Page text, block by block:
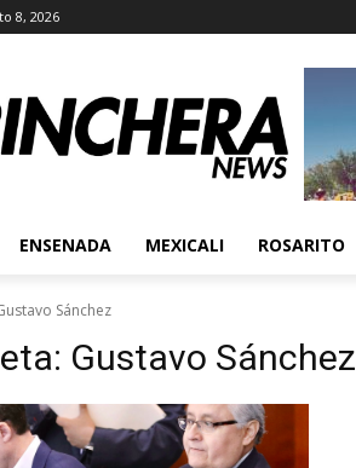
8, 2026
ENSENADA MEXICALI ROSARITO
Sánchez
Gustavo Sánchez